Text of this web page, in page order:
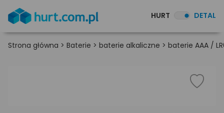
HURT DETAL
Strona główna > Baterie > baterie alkaliczne > baterie AAA /